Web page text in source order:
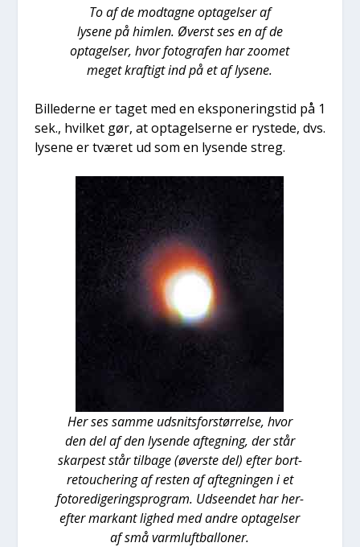
To af de mod­tag­ne opta­gel­ser af
lyse­ne på him­len. Øverstses en af de
opta­gel­ser, hvor foto­gra­fen har zoo­met
meget kraf­tigt ind på et af lyse­ne.
Bil­le­der­ne er taget med en eks­po­ne­rings­tid på 1
sek., hvil­ket gør, at opta­gel­ser­ne er ryste­de, dvs.
lyse­ne er tvæ­ret ud som en lysen­de streg.
Her ses sam­me udsnits­for­stør­rel­se, hvor
den del af den lysen­de afteg­ning, der står
skar­pe­st står til­ba­ge (øver­ste del) efter bort-
retou­che­ring af resten af afteg­nin­gen i et
foto­re­di­ge­rings­pro­gram. Udse­en­det har her-
efter mar­kant lig­hed med andre opta­gel­ser
af små varm­luft­bal­lo­ner.